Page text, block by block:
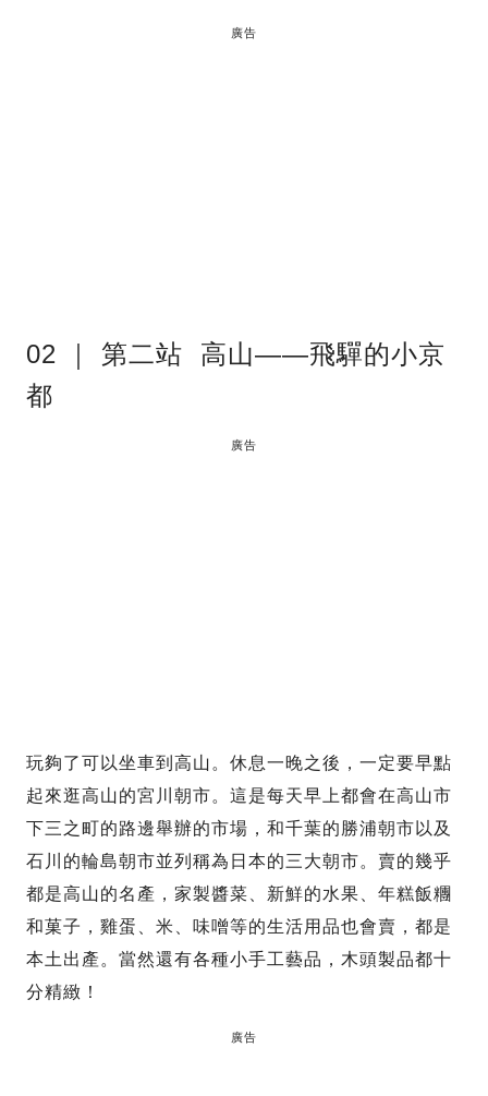
廣告
02 ｜ 第二站 高山——飛驒的小京
都
廣告
玩夠了可以坐車到高山。休息一晚之後，一定要早點
起來逛高山的宮川朝市。這是每天早上都會在高山市
下三之町的路邊舉辦的市場，和千葉的勝浦朝市以及
石川的輪島朝市並列稱為日本的三大朝市。賣的幾乎
都是高山的名產，家製醬菜、新鮮的水果、年糕飯糰
和菓子，雞蛋、米、味噌等的生活用品也會賣，都是
本土出產。當然還有各種小手工藝品，木頭製品都十
分精緻！
廣告